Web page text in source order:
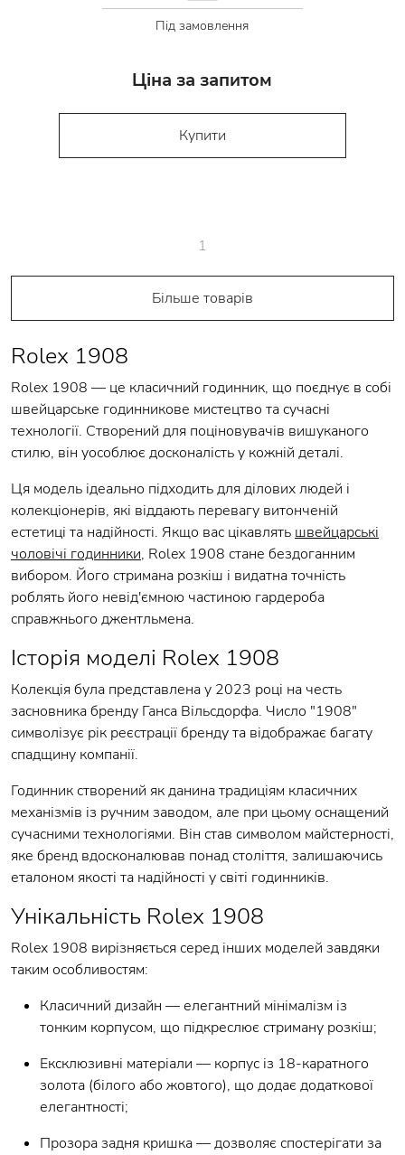
Під замовлення
Ціна за запитом
Купити
1
Більше товарів
Rolex 1908
Rolex 1908 — це класичний годинник, що поєднує в собі
швейцарське годинникове мистецтво та сучасні
технології. Створений для поціновувачів вишуканого
стилю, він уособлює досконалість у кожній деталі.
Ця модель ідеально підходить для ділових людей і
колекціонерів, які віддають перевагу витонченій
естетиці та надійності. Якщо вас цікавлять швейцарські
чоловічі годинники, Rolex 1908 стане бездоганним
вибором. Його стримана розкіш і видатна точність
роблять його невід'ємною частиною гардероба
справжнього джентльмена.
Історія моделі Rolex 1908
Колекція була представлена у 2023 році на честь
засновника бренду Ганса Вільсдорфа. Число "1908"
символізує рік реєстрації бренду та відображає багату
спадщину компанії.
Годинник створений як данина традиціям класичних
механізмів із ручним заводом, але при цьому оснащений
сучасними технологіями. Він став символом майстерності,
яке бренд вдосконалював понад століття, залишаючись
еталоном якості та надійності у світі годинників.
Унікальність Rolex 1908
Rolex 1908 вирізняється серед інших моделей завдяки
таким особливостям:
Класичний дизайн — елегантний мінімалізм із
тонким корпусом, що підкреслює стриману розкіш;
Ексклюзивні матеріали — корпус із 18-каратного
золота (білого або жовтого), що додає додаткової
елегантності;
Прозора задня кришка — дозволяє спостерігати за